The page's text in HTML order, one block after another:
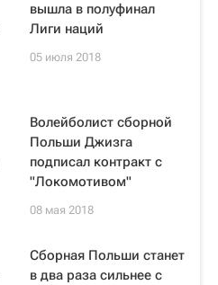
вышла в полуфинал
Лиги наций
05 июля 2018
Волейболист сборной
Польши Джизга
подписал контракт с
"Локомотивом"
08 мая 2018
Сборная Польши станет
в два раза сильнее с